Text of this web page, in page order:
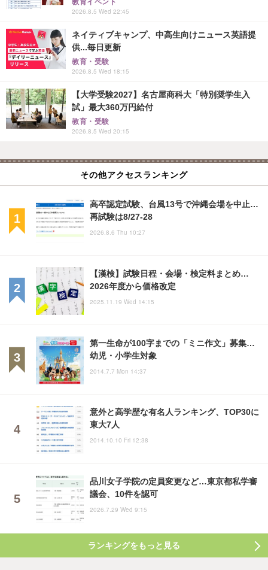
教育イベント
2026.8.5 Wed 22:45
ネイティブキャンプ、中高生向けニュース英語提
供...毎日更新
教育・受験
2026.8.5 Wed 18:15
【大学受験2027】名古屋商科大「特別奨学生入
試」最大360万円給付
教育・受験
2026.8.5 Wed 20:15
その他アクセスランキング
高卒認定試験、台風13号で沖縄会場を中止…
再試験は8/27-28
2026.8.6 Thu 10:27
【漢検】試験日程・会場・検定料まとめ…
2026年度から価格改定
2025.11.19 Wed 14:15
第一生命が100字までの「ミニ作文」募集…
幼児・小学生対象
2014.7.7 Mon 14:37
意外と高学歴な有名人ランキング、TOP30に
東大7人
2014.10.10 Fri 12:38
品川女子学院の定員変更など…東京都私学審
議会、10件を認可
2026.7.29 Wed 9:15
ランキングをもっと見る